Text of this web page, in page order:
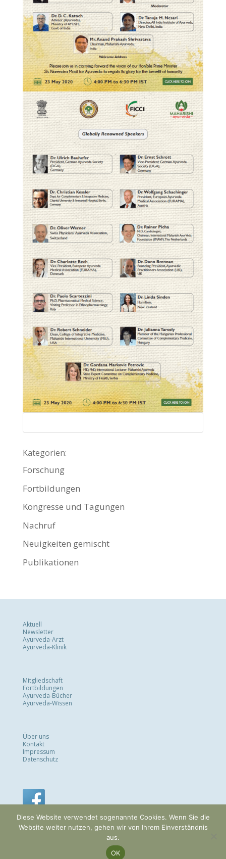
Kategorien:
Forschung
Fortbildungen
Kongresse und Tagungen
Nachruf
Neuigkeiten gemischt
Publikationen
Aktuell
Newsletter
Ayurveda-Arzt
Ayurveda-Klinik
Mitgliedschaft
Fortbildungen
Ayurveda-Bücher
Ayurveda-Wissen
Über uns
Kontakt
Impressum
Datenschutz
Diese Website verwendet sogenannte Cookies. Wenn Sie die
Website weiter nutzen, gehen wir von Ihrem Einverständnis
aus.
OK